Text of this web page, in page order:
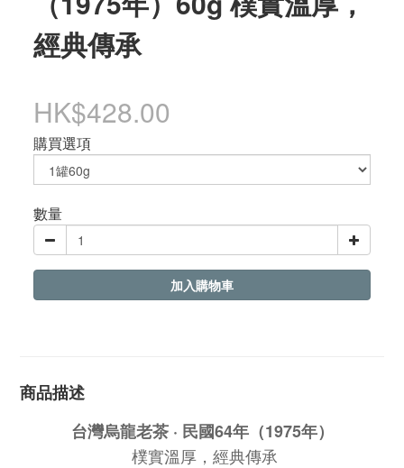
經典傳承
HK$428.00
購買選項
數量
加入購物車
商品描述
台灣烏龍老茶 · 民國64年（1975年）
樸實溫厚，經典傳承